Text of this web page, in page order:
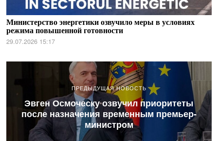
Министерство энергетики озвучило меры в условиях
режима повышенной готовности
29.07.2026 15:17
ПРЕДЫДУЩАЯ НОВОСТЬ
Эвген Осмоческу озвучил приоритеты
после назначения временным премьер-
министром